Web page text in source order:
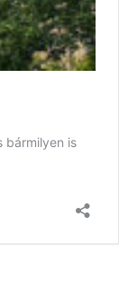
bármilyen is